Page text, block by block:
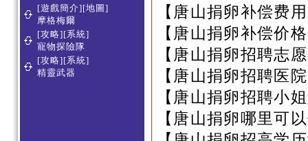
[遊戲簡介][地圖]
摩格梅爾
[攻略][系統]
寵物探險隊
[攻略][系統]
精靈武器
【唐山捐卵补偿费
【唐山捐卵补偿价
【唐山捐卵招聘志
【唐山捐卵招聘医
【唐山捐卵招聘小
【唐山捐卵哪里可